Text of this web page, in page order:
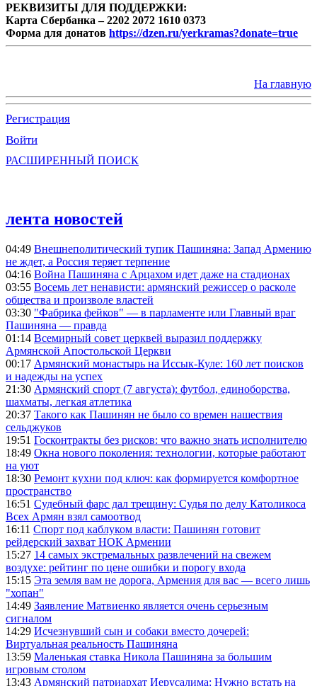
РЕКВИЗИТЫ ДЛЯ ПОДДЕРЖКИ:
Карта Сбербанка – 2202 2072 1610 0373
Форма для донатов https://dzen.ru/yerkramas?donate=true
На главную
Регистрация
Войти
РАСШИРЕННЫЙ ПОИСК
лента новостей
04:49 Внешнеполитический тупик Пашиняна: Запад Армению
не ждет, а Россия теряет терпение
04:16 Война Пашиняна с Арцахом идет даже на стадионах
03:55 Восемь лет ненависти: армянский режиссер о расколе
общества и произволе властей
03:30 "Фабрика фейков" — в парламенте или Главный враг
Пашиняна — правда
01:14 Всемирный совет церквей выразил поддержку
Армянской Апостольской Церкви
00:17 Армянский монастырь на Иссык-Куле: 160 лет поисков
и надежды на успех
21:30 Армянский спорт (7 августа): футбол, единоборства,
шахматы, легкая атлетика
20:37 Такого как Пашинян не было со времен нашествия
сельджуков
19:51 Госконтракты без рисков: что важно знать исполнителю
18:49 Окна нового поколения: технологии, которые работают
на уют
18:30 Ремонт кухни под ключ: как формируется комфортное
пространство
16:51 Судебный фарс дал трещину: Судья по делу Католикоса
Всех Армян взял самоотвод
16:11 Спорт под каблуком власти: Пашинян готовит
рейдерский захват НОК Армении
15:27 14 самых экстремальных развлечений на свежем
воздухе: рейтинг по цене ошибки и порогу входа
15:15 Эта земля вам не дорога, Армения для вас — всего лишь
"хопан"
14:49 Заявление Матвиенко является очень серьезным
сигналом
14:29 Исчезнувший сын и собаки вместо дочерей:
Виртуальная реальность Пашиняна
13:59 Маленькая ставка Никола Пашиняна за большим
игровым столом
13:43 Армянский патриархат Иерусалима: Нужно встать на